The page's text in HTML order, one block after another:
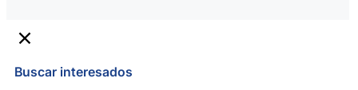
Buscar interesados